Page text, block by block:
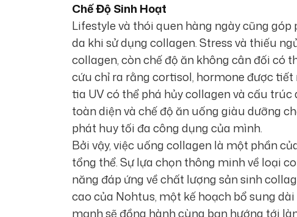
Chế Độ Sinh Hoạt
Lifestyle và thói quen hàng ngày cũng
da khi sử dụng collagen. Stress và thiếu
collagen, còn chế độ ăn không cân đối có
cứu chỉ ra rằng cortisol, hormone được
tia UV có thể phá hủy collagen và cấu
toàn diện và chế độ ăn uống giàu dưỡng
phát huy tối đa công dụng của mình.
Bởi vậy, việc uống collagen là một phần
tổng thể. Sự lựa chọn thông minh về loại
năng đáp ứng về chất lượng sản sinh
cao của Nohtus, một kế hoạch bổ sung
mạnh sẽ đồng hành cùng bạn hướng tới